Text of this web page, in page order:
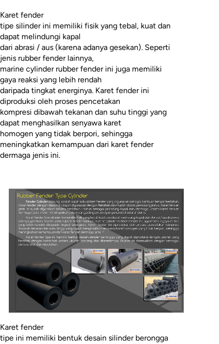
Karet fender
tipe silinder ini memiliki fisik yang tebal, kuat dan
dapat melindungi kapal
dari abrasi / aus (karena adanya gesekan). Seperti
jenis rubber fender lainnya,
marine cylinder rubber fender ini juga memiliki
gaya reaksi yang lebih rendah
daripada tingkat energinya. Karet fender ini
diproduksi oleh proses pencetakan
kompresi dibawah tekanan dan suhu tinggi yang
dapat menghasilkan senyawa karet
homogen yang tidak berpori, sehingga
meningkatkan kemampuan dari karet fender
dermaga jenis ini.
Karet fender
tipe ini memiliki bentuk desain silinder berongga